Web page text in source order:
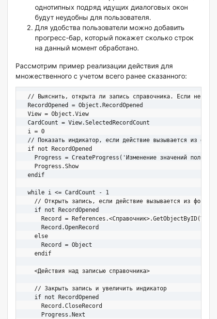
однотипных подряд идущих диалоговых окон
будут неудобны для пользователя.
Для удобства пользователи можно добавить
прогресс-бар, который покажет сколько строк
на данный момент обработано.
Рассмотрим пример реализации действия для
множественного с учетом всего ранее сказанного:
// Выяснить, открыта ли запись справочника. Если нет –
RecordOpened = Object.RecordOpened
View = Object.View
CardCount = View.SelectedRecordCount
i = 0
// Показать индикатор, если действие вызывается из
if not RecordOpened
Progress = CreateProgress('Изменение значений полей';
Progress.Show
endif
while i <= CardCount - 1
// Открыть запись, если действие вызывается из формы-
if not RecordOpened
Record =
Record.OpenRecord
else
Record = Object
endif
<Действия над записью справочника>
// Закрыть запись и увеличить индикатор
if not RecordOpened
Record.CloseRecord
Progress.Next